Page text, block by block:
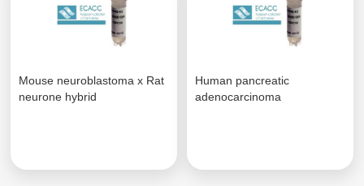
Mouse neuroblastoma x Rat
neurone hybrid
Human pancreatic
adenocarcinoma